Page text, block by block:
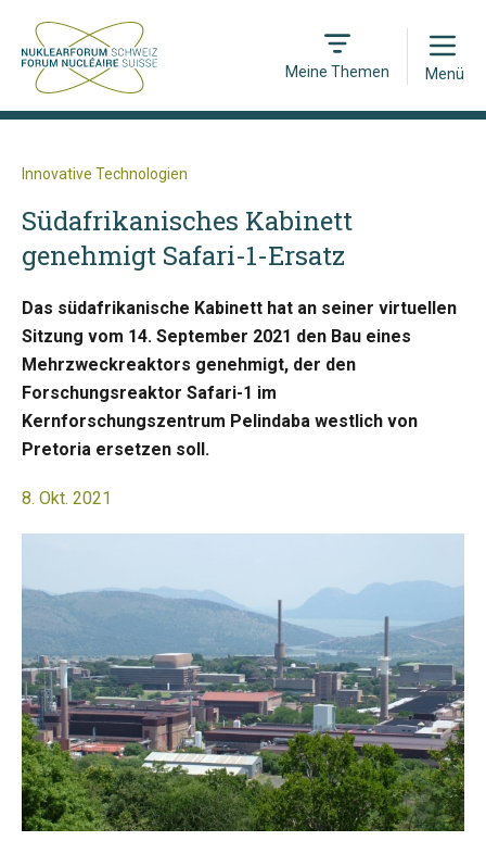
Meine Themen
Open
Menü
Innovative Technologien
Südafrikanisches Kabinett
genehmigt Safari-1-Ersatz
Das südafrikanische Kabinett hat an seiner virtuellen
Sitzung vom 14. September 2021 den Bau eines
Mehrzweckreaktors genehmigt, der den
Forschungsreaktor Safari-1 im
Kernforschungszentrum Pelindaba westlich von
Pretoria ersetzen soll.
8. Okt. 2021